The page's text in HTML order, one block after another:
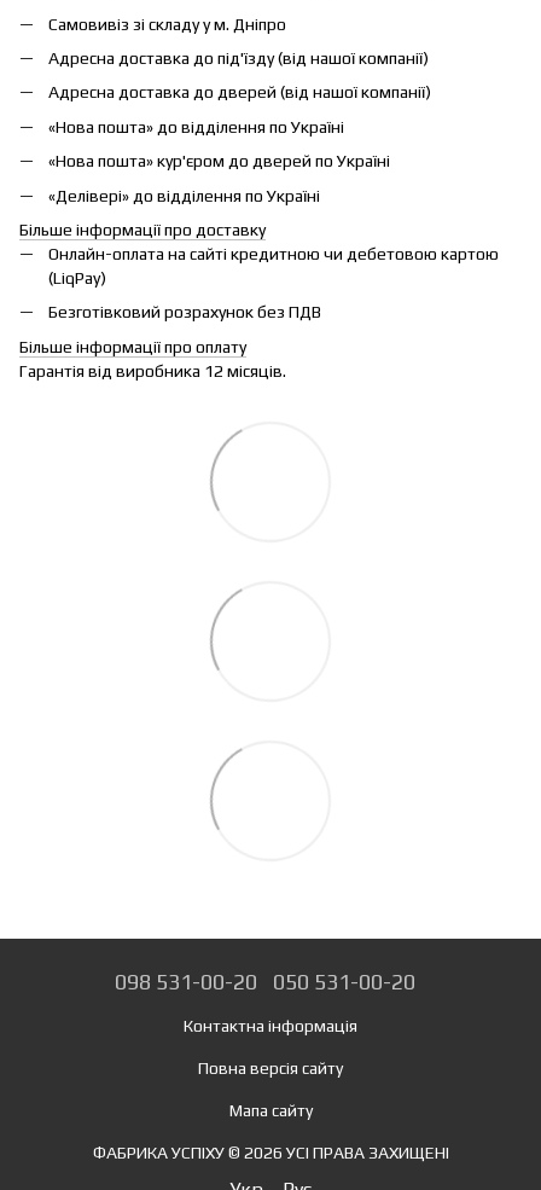
Самовивіз зі складу у м. Дніпро
Адресна доставка до під'їзду (від нашої компанії)
Адресна доставка до дверей (від нашої компанії)
«Нова пошта» до відділення по Україні
«Нова пошта» кур'єром до дверей по Україні
«Делівері» до відділення по Україні
Більше інформації про доставку
Онлайн-оплата на сайті кредитною чи дебетовою картою
(LiqPay)
Безготівковий розрахунок без ПДВ
Більше інформації про оплату
Гарантія від виробника 12 місяців.
098 531-00-20 050 531-00-20
Контактна інформація
Повна версія сайту
Мапа сайту
ФАБРИКА УСПІХУ © 2026 УСІ ПРАВА ЗАХИЩЕНІ